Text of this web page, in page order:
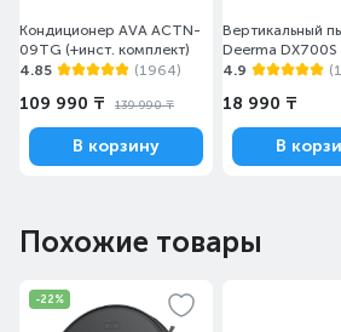
Кондиционер AVA ACTN-
09TG (+инст. комплект)
4.85
(1964)
109 990 ₸ 139 990 ₸
В корзину
Вертикальный
Deerma
4.9
18 990 ₸
В
Похожие товары
-22%